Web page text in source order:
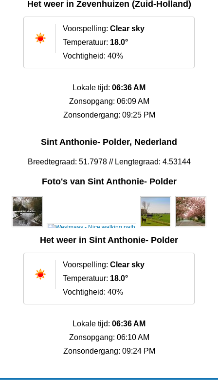
Het weer in Zevenhuizen (Zuid-Holland)
Voorspelling: Clear sky
Temperatuur: 18.0°
Vochtigheid: 40%
Lokale tijd: 06:36 AM
Zonsopgang: 06:09 AM
Zonsondergang: 09:25 PM
Sint Anthonie- Polder, Nederland
Breedtegraad: 51.7978 // Lengtegraad: 4.53144
Foto's van Sint Anthonie- Polder
Het weer in Sint Anthonie- Polder
Voorspelling: Clear sky
Temperatuur: 18.0°
Vochtigheid: 40%
Lokale tijd: 06:36 AM
Zonsopgang: 06:10 AM
Zonsondergang: 09:24 PM